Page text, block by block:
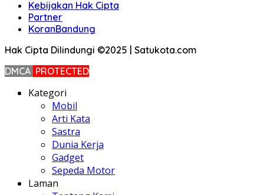
Kebijakan Hak Cipta
Partner
KoranBandung
Hak Cipta Dilindungi ©2025 | Satukota.com
DMCA PROTECTED
Kategori
Mobil
Arti Kata
Sastra
Dunia Kerja
Gadget
Sepeda Motor
Laman